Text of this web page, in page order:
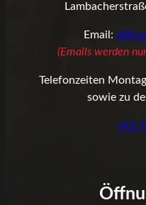
Email:
(Emails werden
Telefonzeiten
sowie zu
+43